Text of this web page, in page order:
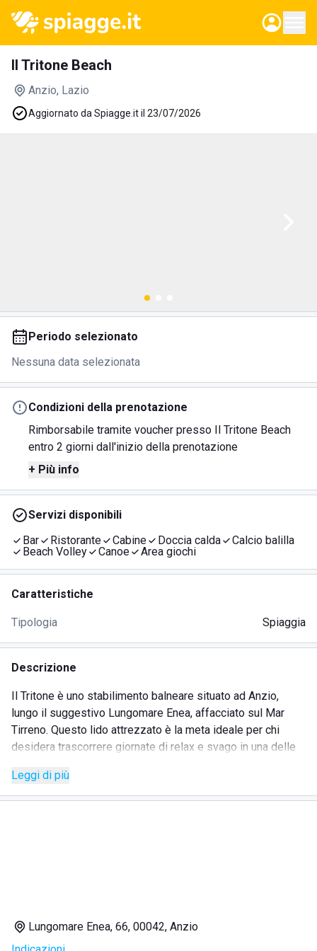
Il Tritone Beach
Anzio, Lazio
Aggiornato da Spiagge.it il 23/07/2026
Periodo selezionato
Nessuna data selezionata
Condizioni della prenotazione
Rimborsabile tramite voucher presso Il Tritone Beach
entro 2 giorni dall'inizio della prenotazione
+ Più info
Servizi disponibili
Bar
Ristorante Cabine Doccia calda
Calcio balilla
Beach Volley
Canoe Area giochi
Caratteristiche
Tipologia Spiaggia
Descrizione
Il Tritone è uno stabilimento balneare situato ad Anzio,
lungo il suggestivo Lungomare Enea, affacciato sul Mar
Tirreno. Questo lido attrezzato è la meta ideale per chi
desidera trascorrere giornate di relax e svago in una delle
per le sue spiagge e la sua atmosfera unica.
Rinomato per l’ospitalità e i servizi di qualità, il Tritone offre
SERVIZI OFFERTI
Leggi di più
Lungomare Enea, 66, 00042, Anzio